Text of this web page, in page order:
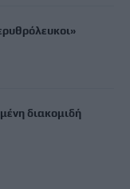
διακομιδή